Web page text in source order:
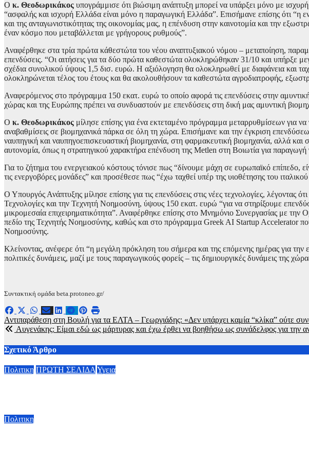
Ο κ. Θεοδωρικάκος υπογράμμισε ότι βιώσιμη ανάπτυξη μπορεί να υπάρξει μόνο με
“ασφαλής και ισχυρή Ελλάδα είναι μόνο η παραγωγική Ελλάδα”. Επισήμανε επίσης ότι “η
και της ανταγωνιστικότητας της οικονομίας μας, η επένδυση στην καινοτομία και την
έναν κόσμο που μεταβάλλεται με γρήγορους ρυθμούς”.
Αναφέρθηκε στα τρία πρώτα κάθεστώτα του νέου αναπτυξιακού νόμου – μεταποίηση,
επενδύσεις. “Οι αιτήσεις για τα δύο πρώτα καθεστώτα ολοκληρώθηκαν 31/10 και υπήρξε
σχέδια συνολικού ύψους 1,5 δισ. ευρώ. Η αξιόλογηση θα ολοκληρωθεί με διαφάνεια και
ολοκληρώνεται τέλος του έτους και θα ακολουθήσουν τα καθεστώτα αγροδιατροφής,
Αναφερόμενος στο πρόγραμμα 150 εκατ. ευρώ το οποίο αφορά τις επενδύσεις στην
χώρας και της Ευρώπης πρέπει να συνδυαστούν με επενδύσεις στη δική μας αμυντική
Ο κ. Θεοδωρικάκος μίλησε επίσης για ένα εκτεταμένο πρόγραμμα μεταρρυθμίσεων για να
αναβαθμίσεις σε βιομηχανικά πάρκα σε όλη τη χώρα. Επισήμανε και την έγκριση
ναυπηγική και ναυπηγοεπισκευαστική βιομηχανία, στη φαρμακευτική βιομηχανία, αλλά και
αυτονομία, όπως η στρατηγικού χαρακτήρα επένδυση της Metlen στη Βοιωτία για παραγωγή
Για το ζήτημα του ενεργειακού κόστους τόνισε πως “δίνουμε μάχη σε ευρωπαϊκό επίπεδο,
τις ενεργοβόρες μονάδες” και προσέθεσε πως “έχω ταχθεί υπέρ της υιοθέτησης του
Ο Υπουργός Ανάπτυξης μίλησε επίσης για τις επενδύσεις στις νέες τεχνολογίες, λέγοντας
Τεχνολογίες και την Τεχνητή Νοημοσύνη, ύψους 150 εκατ. ευρώ “για να στηρίξουμε
μικρομεσαία επιχειρηματικότητα”. Αναφέρθηκε επίσης στο Μνημόνιο Συνεργασίας με
πεδίο της Τεχνητής Νοημοσύνης, καθώς και στο πρόγραμμα Greek AI Startup Accelerator
Νοημοσύνης.
Κλείνοντας, ανέφερε ότι “η μεγάλη πρόκληση του σήμερα και της επόμενης ημέρας για την
πολιτικές δυνάμεις, μαζί με τους παραγωγικούς φορείς – τις δημιουργικές δυνάμεις της
Συντακτική ομάδα beta.protoneo.gr/
Πλοήγηση
άρθρων
Αντιπαράθεση στη Βουλή για τα ΕΛΤΑ – Γεωργιάδης: «Δεν υπάρχει καμία “κλίκα” ούτε
Αυγενάκης: Είμαι εδώ ως μάρτυρας και έχω έρθει να βοηθήσω ως συνάδελφος για την
Σχετικό Άρθρο
Πολιτικη ΠΡΩΤΗ ΣΕΛΙΔΑ Υγεια
Πολιτικη